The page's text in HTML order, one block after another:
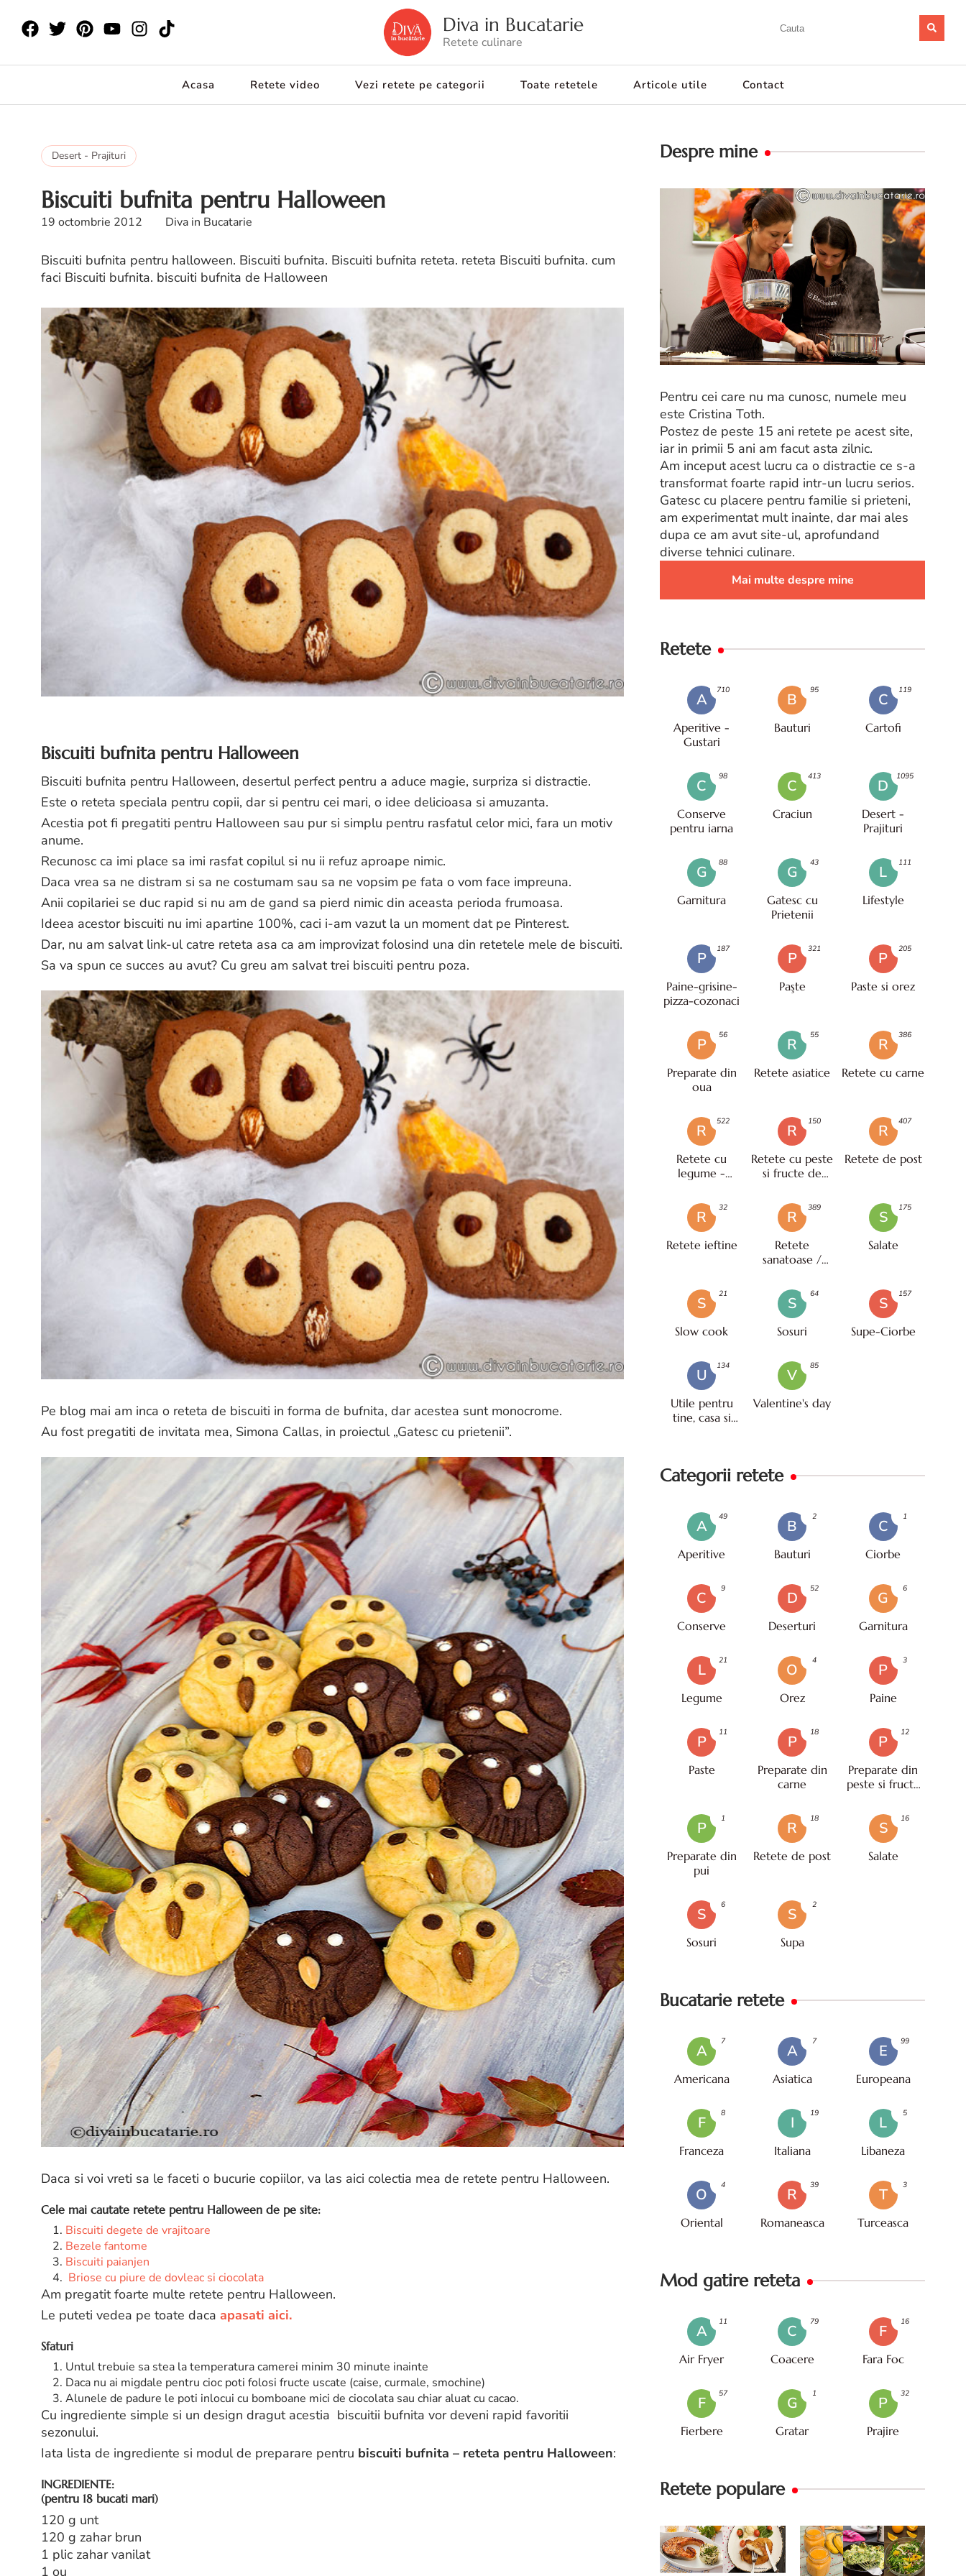
Diva in Bucatarie
Retete culinare
Acasa Retete video Vezi retete pe categorii Toate retetele Articole utile Contact
Desert - Prajituri
Biscuiti bufnita pentru Halloween
19 octombrie 2012 Diva in Bucatarie
Biscuiti bufnita pentru halloween. Biscuiti bufnita. Biscuiti bufnita reteta. reteta Biscuiti bufnita. cum
faci Biscuiti bufnita. biscuiti bufnita de Halloween
Biscuiti bufnita pentru Halloween
Biscuiti bufnita pentru Halloween, desertul perfect pentru a aduce magie, surpriza si distractie.
Este o reteta speciala pentru copii, dar si pentru cei mari, o idee delicioasa si amuzanta.
Acestia pot fi pregatiti pentru Halloween sau pur si simplu pentru rasfatul celor mici, fara un motiv
anume.
Recunosc ca imi place sa imi rasfat copilul si nu ii refuz aproape nimic.
Daca vrea sa ne distram si sa ne costumam sau sa ne vopsim pe fata o vom face impreuna.
Anii copilariei se duc rapid si nu am de gand sa pierd nimic din aceasta perioda frumoasa.
Ideea acestor biscuiti nu imi apartine 100%, caci i-am vazut la un moment dat pe Pinterest.
Dar, nu am salvat link-ul catre reteta asa ca am improvizat folosind una din retetele mele de biscuiti.
Sa va spun ce succes au avut? Cu greu am salvat trei biscuiti pentru poza.
Pe blog mai am inca o reteta de biscuiti in forma de bufnita, dar acestea sunt monocrome.
Au fost pregatiti de invitata mea, Simona Callas, in proiectul „Gatesc cu prietenii”.
Daca si voi vreti sa le faceti o bucurie copiilor, va las aici colectia mea de retete pentru Halloween.
Cele mai cautate retete pentru Halloween de pe site:
Biscuiti degete de vrajitoare
Bezele fantome
Biscuiti paianjen
Briose cu piure de dovleac si ciocolata
Am pregatit foarte multe retete pentru Halloween.
Le puteti vedea pe toate daca apasati aici.
Sfaturi
Untul trebuie sa stea la temperatura camerei minim 30 minute inainte
Daca nu ai migdale pentru cioc poti folosi fructe uscate (caise, curmale, smochine)
Alunele de padure le poti inlocui cu bomboane mici de ciocolata sau chiar aluat cu cacao.
Cu ingrediente simple si un design dragut acestia biscuitii bufnita vor deveni rapid favoritii
sezonului.
Iata lista de ingrediente si modul de preparare pentru biscuiti bufnita – reteta pentru Halloween:
INGREDIENTE:
(pentru 18 bucati mari)
120 g unt
120 g zahar brun
1 plic zahar vanilat
1 ou
Despre mine
Pentru cei care nu ma cunosc, numele meu
este Cristina Toth.
Postez de peste 15 ani retete pe acest site,
iar in primii 5 ani am facut asta zilnic.
Am inceput acest lucru ca o distractie ce s-a
transformat foarte rapid intr-un lucru serios.
Gatesc cu placere pentru familie si prieteni,
am experimentat mult inainte, dar mai ales
dupa ce am avut site-ul, aprofundand
diverse tehnici culinare.
Mai multe despre mine
Retete
A
Aperitive -
Gustari
710
B
Bauturi
95
C
Cartofi
119
C
Conserve
pentru iarna
98
C
Craciun
413
D
Desert -
Prajituri
1095
G
Garnitura
88
G
Gatesc cu
Prietenii
43
L
Lifestyle
111
P
Paine-grisine-
pizza-cozonaci
187
P
Paşte
321
P
Paste si orez
205
P
Preparate din
oua
56
R
Retete asiatice
55
R
Retete cu carne
386
R
Retete cu
legume -
522
R
Retete cu peste
si fructe de
150
R
Retete de post
407
R
Retete ieftine
32
R
Retete
sanatoase /
389
S
Salate
175
S
Slow cook
21
S
Sosuri
64
S
Supe-Ciorbe
157
U
Utile pentru
tine, casa si
134
V
Valentine's day
85
Categorii retete
A
Aperitive
49
B
Bauturi
2
C
Ciorbe
1
C
Conserve
9
D
Deserturi
52
G
Garnitura
6
L
Legume
21
O
Orez
4
P
Paine
3
P
Paste
11
P
Preparate din
carne
18
P
Preparate din
peste si fructe
12
P
Preparate din
pui
1
R
Retete de post
18
S
Salate
16
S
Sosuri
6
S
Supa
2
Bucatarie retete
A
Americana
7
A
Asiatica
7
E
Europeana
99
F
Franceza
8
I
Italiana
19
L
Libaneza
5
O
Oriental
4
R
Romaneasca
39
T
Turceasca
3
Mod gatire reteta
A
Air Fryer
11
C
Coacere
79
F
Fara Foc
16
F
Fierbere
57
G
Gratar
1
P
Prajire
32
Retete populare